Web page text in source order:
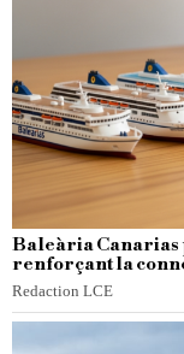
Baleària Canarias
renforçant la
Redaction LCE